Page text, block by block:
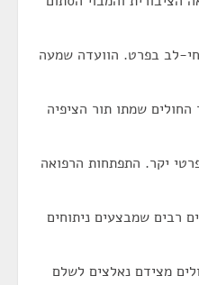
לב בפרט. הוועדה שמעה
שמתו תור הציפיה
פרטי יקר. התפתחות הרפואה
רבים שמבצעים ניתוחים
מצידם נאלצים לשלם